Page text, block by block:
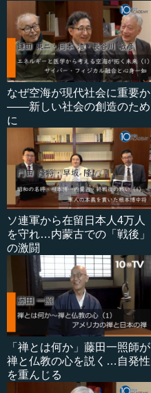
なぜ空海が現代社会に重要か
――新しい社会の創造のため
に
ソ連軍から在留日本人4万人
を守れ…内蒙古での「戦後」
の激闘
「禅とは何か」藤田一照師が
禅と仏教の心を説く…自発性
を重んじる